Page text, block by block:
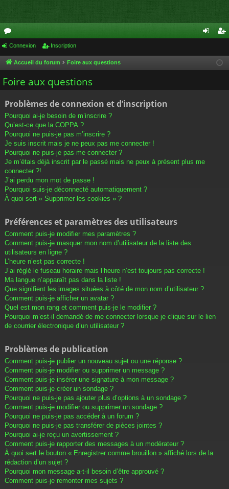
or
u
m
cri
Connexion Inscription
Accueil du forum Foire aux questions
Foire aux questions
Problèmes de connexion et d’inscription
Pourquoi ai-je besoin de m’inscrire ?
Qu’est-ce que la COPPA ?
Pourquoi ne puis-je pas m’inscrire ?
Je suis inscrit mais je ne peux pas me connecter !
Pourquoi ne puis-je pas me connecter ?
Je m’étais déjà inscrit par le passé mais ne peux à présent plus me
connecter ?!
J’ai perdu mon mot de passe !
Pourquoi suis-je déconnecté automatiquement ?
À quoi sert « Supprimer les cookies » ?
Préférences et paramètres des utilisateurs
Comment puis-je modifier mes paramètres ?
Comment puis-je masquer mon nom d’utilisateur de la liste des
utilisateurs en ligne ?
L’heure n’est pas correcte !
J’ai réglé le fuseau horaire mais l’heure n’est toujours pas correcte !
Ma langue n’apparaît pas dans la liste !
Que signifient les images situées à côté de mon nom d’utilisateur ?
Comment puis-je afficher un avatar ?
Quel est mon rang et comment puis-je le modifier ?
Pourquoi m’est-il demandé de me connecter lorsque je clique sur le lien
de courrier électronique d’un utilisateur ?
Problèmes de publication
Comment puis-je publier un nouveau sujet ou une réponse ?
Comment puis-je modifier ou supprimer un message ?
Comment puis-je insérer une signature à mon message ?
Comment puis-je créer un sondage ?
Pourquoi ne puis-je pas ajouter plus d’options à un sondage ?
Comment puis-je modifier ou supprimer un sondage ?
Pourquoi ne puis-je pas accéder à un forum ?
Pourquoi ne puis-je pas transférer de pièces jointes ?
Pourquoi ai-je reçu un avertissement ?
Comment puis-je rapporter des messages à un modérateur ?
À quoi sert le bouton « Enregistrer comme brouillon » affiché lors de la
rédaction d’un sujet ?
Pourquoi mon message a-t-il besoin d’être approuvé ?
Comment puis-je remonter mes sujets ?